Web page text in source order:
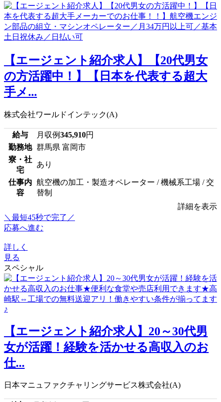
【エージェント紹介求人】【20代男女
の方活躍中！】【日本を代表する超大
手メ...
株式会社ワールドインテック(A)
給与 月収例345,910円
勤務地 群馬県 富岡市
寮・社
宅
あり
仕事内
容
航空機の加工・製造オペレーター / 機械系工場 / 交
替制
詳細を表示
＼最短45秒で完了／
応募へ進む
詳しく
見る
スペシャル
【エージェント紹介求人】20～30代男
女が活躍！経験を活かせる高収入のお
仕...
日本マニュファクチャリングサービス株式会社(A)